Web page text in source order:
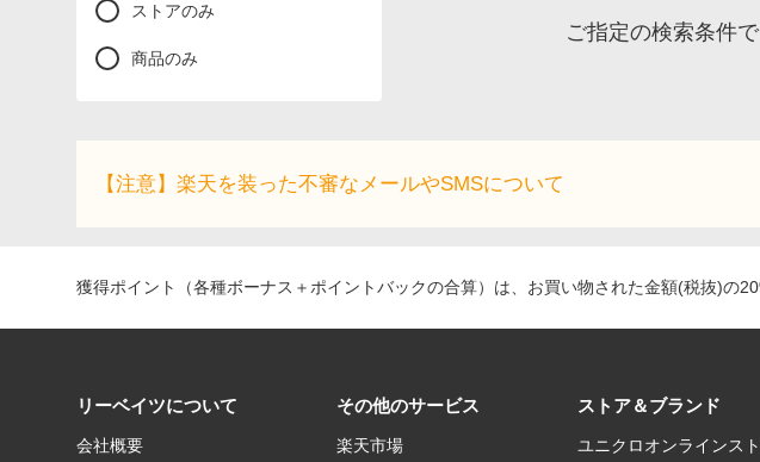
ストアのみ
商品のみ
ご指定の検索条件
【注意】楽天を装った不審なメールやSMSについて
獲得ポイント（各種ボーナス＋ポイントバックの合算）は、お買い物された金額(税抜)の
リーベイツについて
会社概要
その他のサービス
楽天市場
ストア＆ブランド
ユニクロオンラインス